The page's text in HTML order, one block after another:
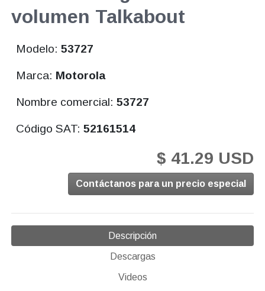
volumen Talkabout
Modelo:53727
Marca: Motorola
Nombre comercial:53727
Código SAT:52161514
$ 41.29 USD
Contáctanos para un precio especial
Descripción
Descargas
Videos